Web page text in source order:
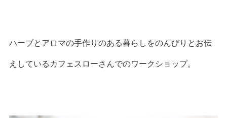
ハーブとアロマの手作りのある暮らしをのんびりとお伝
えしているカフェスローさんでのワークショップ。